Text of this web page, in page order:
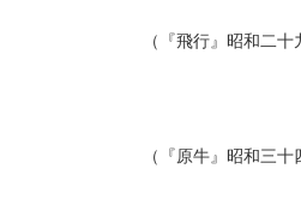
（『飛行』昭和二十
（『原牛』昭和三十